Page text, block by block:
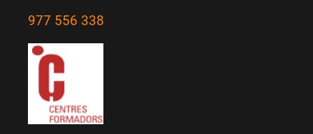
977 556 338